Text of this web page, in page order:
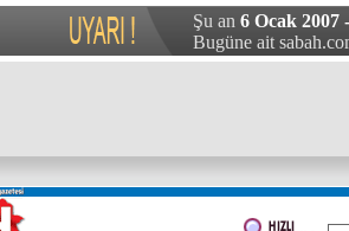
Şu an 6 Ocak 2007
Bugüne ait